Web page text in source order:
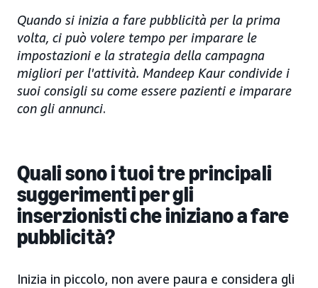
Quando si inizia a fare pubblicità per la prima
volta, ci può volere tempo per imparare le
impostazioni e la strategia della campagna
migliori per l'attività. Mandeep Kaur condivide i
suoi consigli su come essere pazienti e imparare
con gli annunci.
Quali sono i tuoi tre principali
suggerimenti per gli
inserzionisti che iniziano a fare
pubblicità?
Inizia in piccolo, non avere paura e considera gli